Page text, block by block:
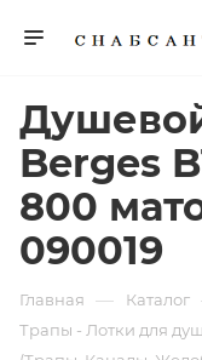
Berges
800
090019
Главная — Каталог
Трапы - Лотки для